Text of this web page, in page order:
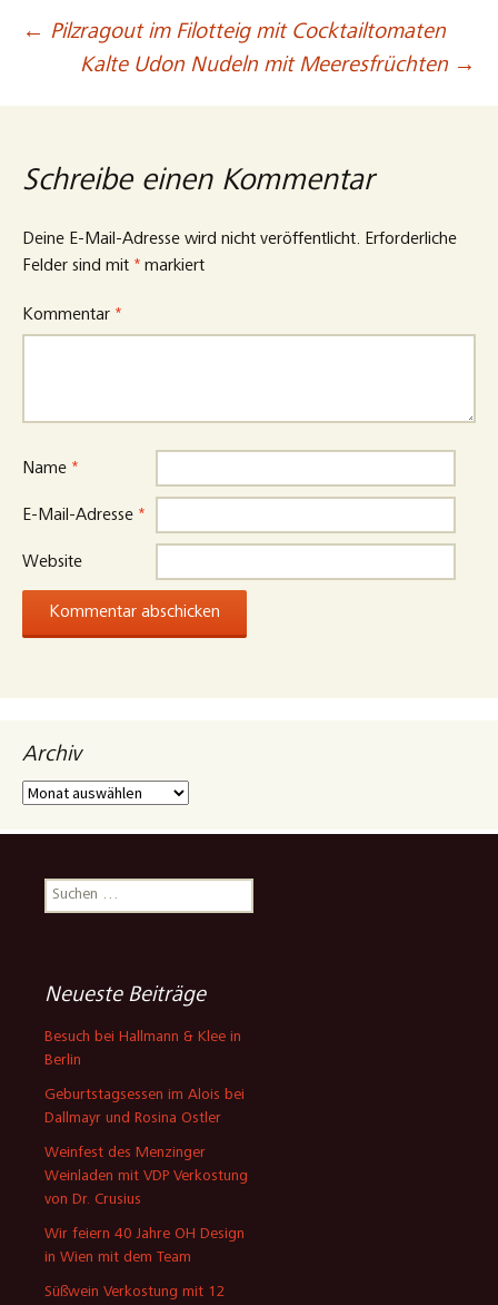
Beitragsnavigation
← Pilzragout im Filotteig mit Cocktailtomaten
Kalte Udon Nudeln mit Meeresfrüchten →
Schreibe einen Kommentar
Deine E-Mail-Adresse wird nicht veröffentlicht. Erforderliche
Felder sind mit * markiert
Kommentar *
Name *
E-Mail-Adresse *
Website
Archiv
Archiv
Suchen
nach:
Neueste Beiträge
Besuch bei Hallmann & Klee in
Berlin
Geburtstagsessen im Alois bei
Dallmayr und Rosina Ostler
Weinfest des Menzinger
Weinladen mit VDP Verkostung
von Dr. Crusius
Wir feiern 40 Jahre OH Design
in Wien mit dem Team
Süßwein Verkostung mit 12